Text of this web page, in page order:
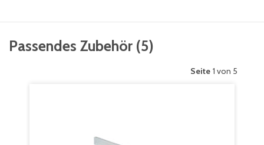
Passendes Zubehör (5)
Seite 1 von 5